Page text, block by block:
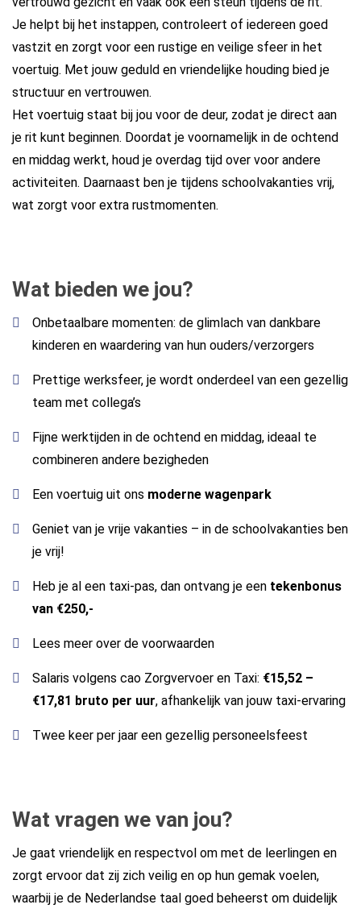
Je helpt bij het instappen, controleert of iedereen goed
vastzit en zorgt voor een rustige en veilige sfeer in het
voertuig. Met jouw geduld en vriendelijke houding bied je
structuur en vertrouwen.
Het voertuig staat bij jou voor de deur, zodat je direct aan
je rit kunt beginnen. Doordat je voornamelijk in de ochtend
en middag werkt, houd je overdag tijd over voor andere
activiteiten. Daarnaast ben je tijdens schoolvakanties vrij,
wat zorgt voor extra rustmomenten.
Wat bieden we jou?
Onbetaalbare momenten: de glimlach van dankbare
kinderen en waardering van hun ouders/verzorgers
Prettige werksfeer, je wordt onderdeel van een gezellig
team met collega’s
Fijne werktijden in de ochtend en middag, ideaal te
combineren andere bezigheden
Een voertuig uit ons moderne wagenpark
Geniet van je vrije vakanties – in de schoolvakanties ben
je vrij!
Heb je al een taxi-pas, dan ontvang je een tekenbonus
van €250,-
Lees meer over de voorwaarden
Salaris volgens cao Zorgvervoer en Taxi: €15,52 –
€17,81 bruto per uur, afhankelijk van jouw taxi-ervaring
Twee keer per jaar een gezellig personeelsfeest
Wat vragen we van jou?
Je gaat vriendelijk en respectvol om met de leerlingen en
zorgt ervoor dat zij zich veilig en op hun gemak voelen,
waarbij je de Nederlandse taal goed beheerst om duidelijk